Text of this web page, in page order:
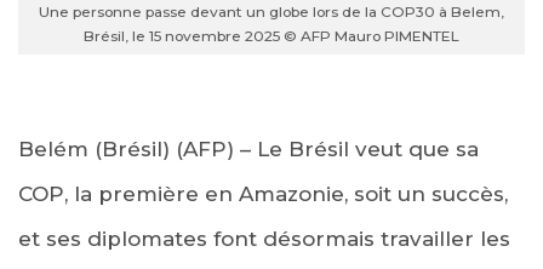
Une personne passe devant un globe lors de la COP30 à Belem,
Brésil, le 15 novembre 2025 © AFP Mauro PIMENTEL
Belém (Brésil) (AFP) – Le Brésil veut que sa
COP, la première en Amazonie, soit un succès,
et ses diplomates font désormais travailler les